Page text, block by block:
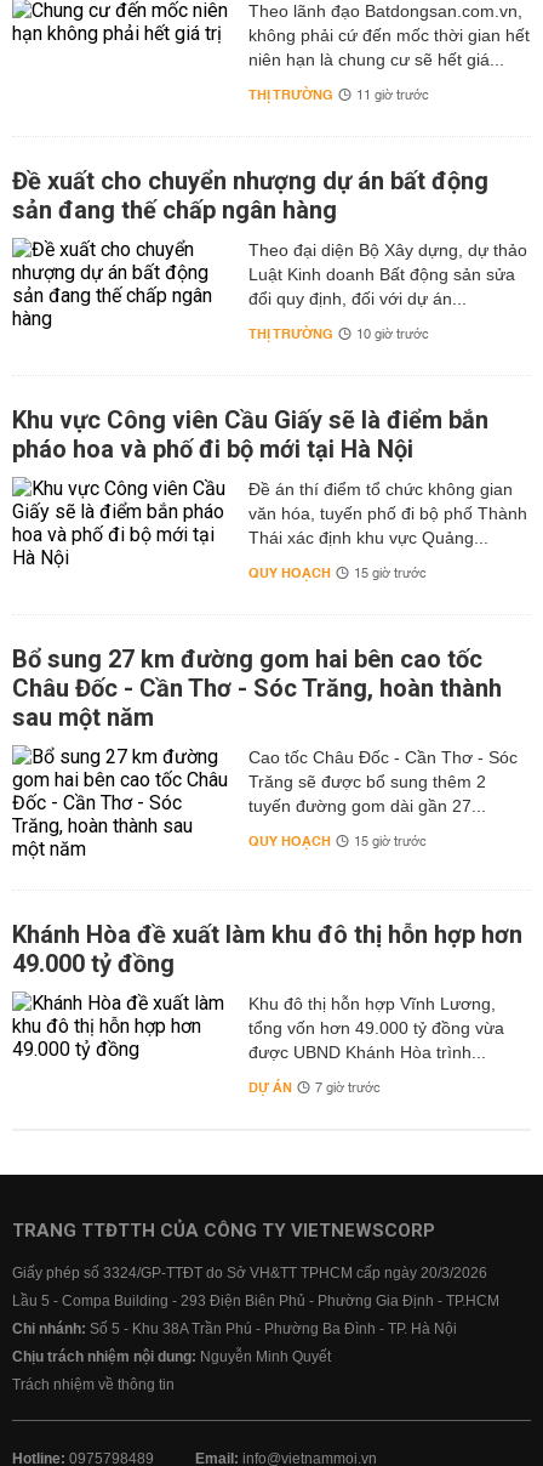
Theo lãnh đạo Batdongsan.com.vn,
không phải cứ đến mốc thời gian hết
niên hạn là chung cư sẽ hết giá...
THỊ TRƯỜNG 11 giờ trước
Đề xuất cho chuyển nhượng dự án bất động
sản đang thế chấp ngân hàng
Theo đại diện Bộ Xây dựng, dự thảo
Luật Kinh doanh Bất động sản sửa
đổi quy định, đối với dự án...
THỊ TRƯỜNG 10 giờ trước
Khu vực Công viên Cầu Giấy sẽ là điểm bắn
pháo hoa và phố đi bộ mới tại Hà Nội
Đề án thí điểm tổ chức không gian
văn hóa, tuyến phố đi bộ phố Thành
Thái xác định khu vực Quảng...
QUY HOẠCH 15 giờ trước
Bổ sung 27 km đường gom hai bên cao tốc
Châu Đốc - Cần Thơ - Sóc Trăng, hoàn thành
sau một năm
Cao tốc Châu Đốc - Cần Thơ - Sóc
Trăng sẽ được bổ sung thêm 2
tuyến đường gom dài gần 27...
QUY HOẠCH 15 giờ trước
Khánh Hòa đề xuất làm khu đô thị hỗn hợp hơn
49.000 tỷ đồng
Khu đô thị hỗn hợp Vĩnh Lương,
tổng vốn hơn 49.000 tỷ đồng vừa
được UBND Khánh Hòa trình...
DỰ ÁN 7 giờ trước
TRANG TTĐTTH CỦA CÔNG TY VIETNEWSCORP
Giấy phép số 3324/GP-TTĐT do Sở VH&TT TPHCM cấp ngày 20/3/2026
Lầu 5 - Compa Building - 293 Điện Biên Phủ - Phường Gia Định - TP.HCM
Chi nhánh: Số 5 - Khu 38A Trần Phú - Phường Ba Đình - TP. Hà Nội
Chịu trách nhiệm nội dung: Nguyễn Minh Quyết
Trách nhiệm về thông tin
Hotline: 0975798489 Email: info@vietnammoi.vn